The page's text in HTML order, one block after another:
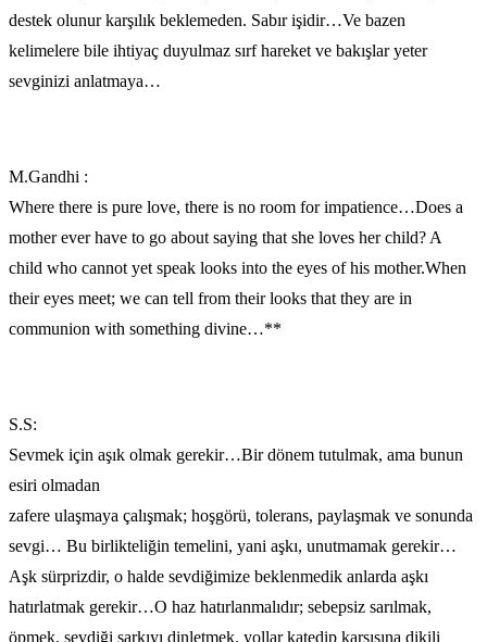
destek olunur karşılık beklemeden. Sabır işidir…Ve bazen
kelimelere bile ihtiyaç duyulmaz sırf hareket ve bakışlar yeter
sevginizi anlatmaya…
M.Gandhi :
Where there is pure love, there is no room for impatience…Does a
mother ever have to go about saying that she loves her child? A
child who cannot yet speak looks into the eyes of his mother.When
their eyes meet; we can tell from their looks that they are in
communion with something divine…**
S.S:
Sevmek için aşık olmak gerekir…Bir dönem tutulmak, ama bunun
esiri olmadan
zafere ulaşmaya çalışmak; hoşgörü, tolerans, paylaşmak ve sonunda
sevgi… Bu birlikteliğin temelini, yani aşkı, unutmamak gerekir…
Aşk sürprizdir, o halde sevdiğimize beklenmedik anlarda aşkı
hatırlatmak gerekir…O haz hatırlanmalıdır; sebepsiz sarılmak,
öpmek, sevdiği şarkıyı dinletmek, yollar katedip karşısına dikili